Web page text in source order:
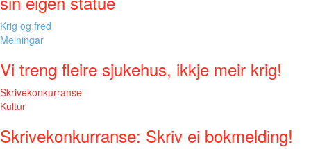
Krig og fred
Meiningar
Vi treng fleire sjukehus, ikkje meir krig!
Skrivekonkurranse
Kultur
Skrivekonkurranse: Skriv ei bokmelding!